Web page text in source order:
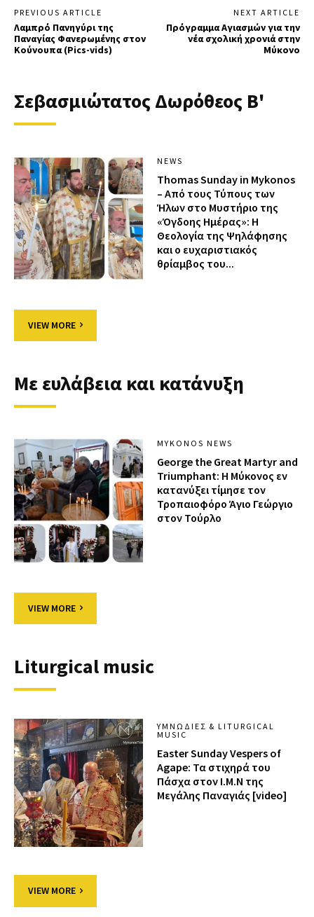
PREVIOUS ARTICLE
Λαμπρό Πανηγύρι της
Παναγίας Φανερωμένης στον
Κούνουπα (Pics-vids)
NEXT ARTICLE
Πρόγραμμα Αγιασμών για την
νέα σχολική χρονιά στην
Μύκονο
Σεβασμιώτατος Δωρόθεος Β'
NEWS
Thomas Sunday in Mykonos
– Από τους Τύπους των
Ήλων στο Μυστήριο της
«Όγδοης Ημέρας»: Η
Θεολογία της Ψηλάφησης
και ο ευχαριστιακός
θρίαμβος του...
VIEW MORE
Με ευλάβεια και κατάνυξη
MYKONOS NEWS
George the Great Martyr and
Triumphant: Η Μύκονος εν
κατανύξει τίμησε τον
Τροπαιοφόρο Άγιο Γεώργιο
στον Τούρλο
VIEW MORE
Liturgical music
ΥΜΝΩΔΊΕΣ & LITURGICAL
MUSIC
Easter Sunday Vespers of
Agape: Τα στιχηρά του
Πάσχα στον Ι.Μ.Ν της
Μεγάλης Παναγιάς [video]
VIEW MORE